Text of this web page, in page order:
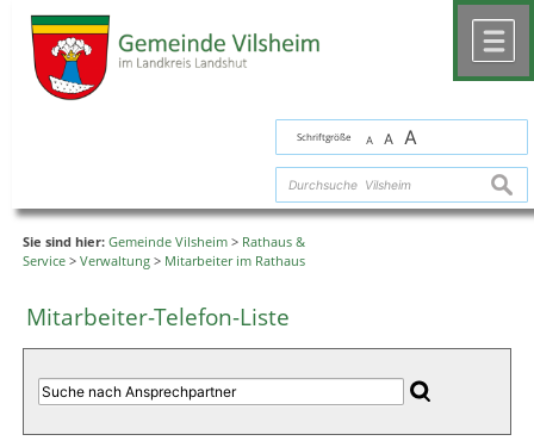
Schriftgröße A A A
Sie sind hier: Gemeinde Vilsheim > Rathaus &
Service > Verwaltung > Mitarbeiter im Rathaus
Mitarbeiter-Telefon-Liste